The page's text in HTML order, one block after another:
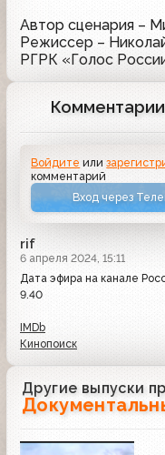
Автор сценария –
Режиссер –
РГРК «Голос
Комментарии
Войдите или
комментарий
Вход через
rif
6 апреля 2024, 15:11
Дата эфира на канале
9.40
IMDb
Кинопоиск
Другие выпуски